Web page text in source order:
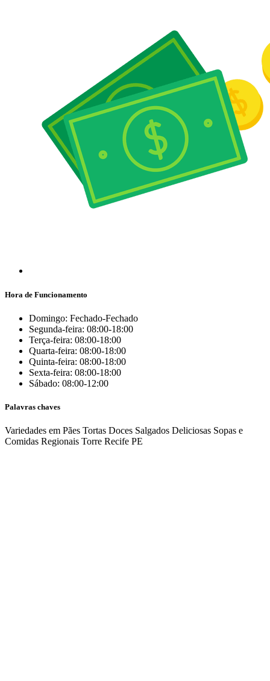
Hora de Funcionamento
Domingo: Fechado-Fechado
Segunda-feira: 08:00-18:00
Terça-feira: 08:00-18:00
Quarta-feira: 08:00-18:00
Quinta-feira: 08:00-18:00
Sexta-feira: 08:00-18:00
Sábado: 08:00-12:00
Palavras chaves
Variedades em Pães Tortas Doces Salgados Deliciosas Sopas e
Comidas Regionais Torre Recife PE